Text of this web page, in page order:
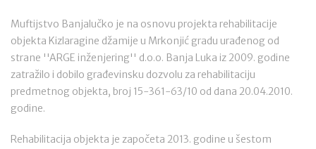
Muftijstvo Banjalučko je na osnovu projekta rehabilitacije
objekta Kizlaragine džamije u Mrkonjić gradu urađenog od
strane ''ARGE inženjering'' d.o.o. Banja Luka iz 2009. godine
zatražilo i dobilo građevinsku dozvolu za rehabilitaciju
predmetnog objekta, broj 15-361-63/10 od dana 20.04.2010.
godine.
Rehabilitacija objekta je započeta 2013. godine u šestom